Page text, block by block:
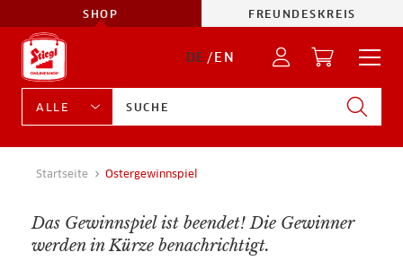
SHOP FREUNDESKREIS
DE/EN
Startseite Ostergewinnspiel
Das Gewinnspiel ist beendet! Die Gewinner
werden in Kürze benachrichtigt.